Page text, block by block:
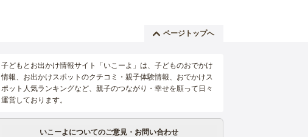
ページトップへ
子どもとお出かけ情報サイト「いこーよ」は、子どものおでかけ
情報、お出かけスポットのクチコミ・親子体験情報、おでかけス
ポット人気ランキングなど、親子のつながり・幸せを願って日々
運営しております。
いこーよについてのご意見・お問い合わせ